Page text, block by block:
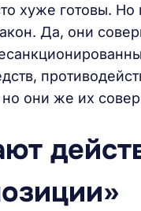
хуже готовы.
Да, они
но они же их